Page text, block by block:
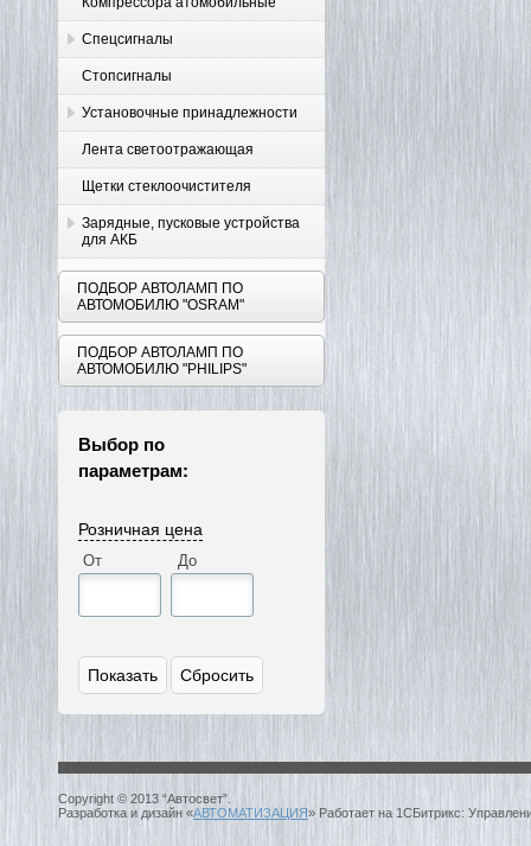
Спецсигналы
Стопсигналы
Установочные принадлежности
Лента светоотражающая
Щетки стеклоочистителя
Зарядные, пусковые устройства
для АКБ
ПОДБОР АВТОЛАМП ПО
АВТОМОБИЛЮ "OSRAM"
ПОДБОР АВТОЛАМП ПО
АВТОМОБИЛЮ "PHILIPS"
Выбор по
параметрам:
Розничная цена
От До
Copyright © 2013 “Автосвет”.
Разработка и дизайн «АВТОМАТИЗАЦИЯ» Работает на 1СБитрикс: